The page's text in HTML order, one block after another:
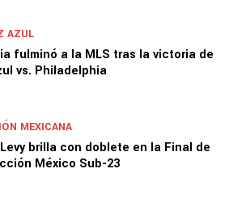
a Cruz Azul: ¿Llega al próximo
Leagues Cup?
fulminó a la MLS tras la victoria de
vs. Philadelphia